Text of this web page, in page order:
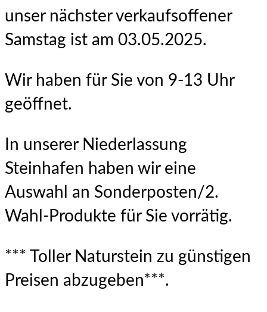
unser nächster verkaufsoffener
Samstag ist am 03.05.2025.
Wir haben für Sie von 9-13 Uhr
geöffnet.
In unserer Niederlassung
Steinhafen haben wir eine
Auswahl an Sonderposten/2.
Wahl-Produkte für Sie vorrätig.
*** Toller Naturstein zu günstigen
Preisen abzugeben***.